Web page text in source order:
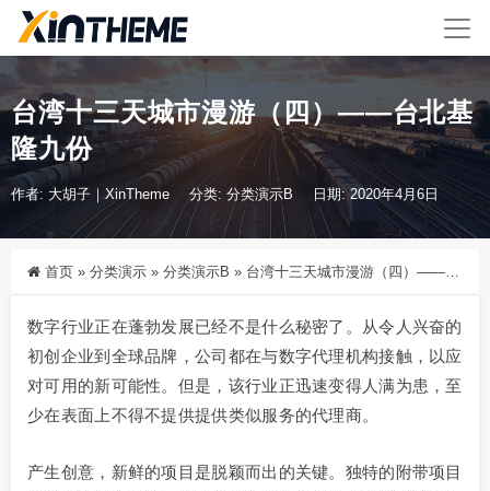
台湾十三天城市漫游（四）——台北基
隆九份
作者: 大胡子｜XinTheme 分类: 分类演示B 日期: 2020年4月6日
首页 » 分类演示 » 分类演示B » 台湾十三天城市漫游（四）——台北基隆九份
数字行业正在蓬勃发展已经不是什么秘密了。从令人兴奋的
初创企业到全球品牌，公司都在与数字代理机构接触，以应
对可用的新可能性。但是，该行业正迅速变得人满为患，至
少在表面上不得不提供提供类似服务的代理商。
产生创意，新鲜的项目是脱颖而出的关键。独特的附带项目